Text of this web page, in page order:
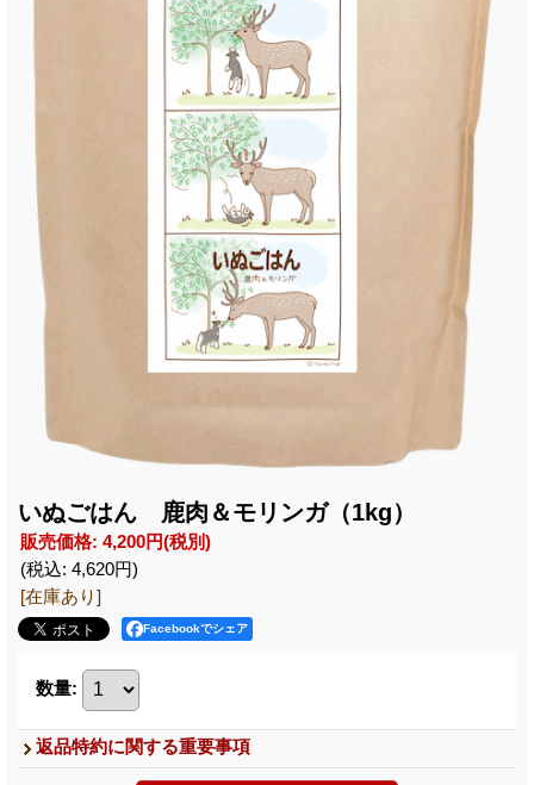
いぬごはん 鹿肉＆モリンガ（1kg）
販売価格: 4,200円(税別)
(税込: 4,620円)
[在庫あり]
Facebookでシェア
数量:
返品特約に関する重要事項